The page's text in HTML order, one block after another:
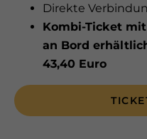
Direkte
Kombi-Ticket
an Bord
43,40 Euro